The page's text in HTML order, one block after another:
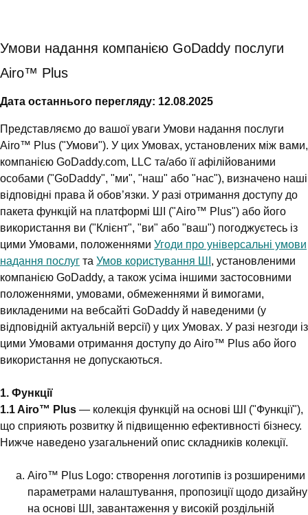
Умови надання компанією GoDaddy послуги
Airo™ Plus
Дата останнього перегляду: 12.08.2025
Представляємо до вашої уваги Умови надання послуги
Airo™ Plus ("Умови"). У цих Умовах, установлених між вами,
компанією GoDaddy.com, LLC та/або її афілійованими
особами ("GoDaddy", "ми", "наш" або "нас"), визначено наші
відповідні права й обов’язки. У разі отримання доступу до
пакета функцій на платформі ШІ ("Airo™ Plus") або його
використання ви ("Клієнт", "ви" або "ваш") погоджуєтесь із
цими Умовами, положеннями Угоди про універсальні умови
надання послуг та Умов користування ШІ , установленими
компанією GoDaddy, а також усіма іншими застосовними
положеннями, умовами, обмеженнями й вимогами,
викладеними на вебсайті GoDaddy й наведеними (у
відповідній актуальній версії) у цих Умовах. У разі незгоди із
цими Умовами отримання доступу до Airo™ Plus або його
використання не допускаються.
1. Функції
1.1 Airo™ Plus — колекція функцій на основі ШІ ("Функції"),
що сприяють розвитку й підвищенню ефективності бізнесу.
Нижче наведено узагальнений опис складників колекції.
Airo™ Plus Logo: створення логотипів із розширеними
параметрами налаштування, пропозиції щодо дизайну
на основі ШІ, завантаження у високій роздільній